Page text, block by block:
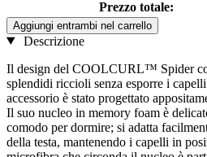
Prezzo totale:
Aggiungi entrambi nel carrello
Descrizione
Il design del COOLCURL™ Spider
splendidi riccioli senza esporre i
accessorio è stato progettato
Il suo nucleo in memory foam è
comodo per dormire; si adatta
della testa, mantenendo i capelli in